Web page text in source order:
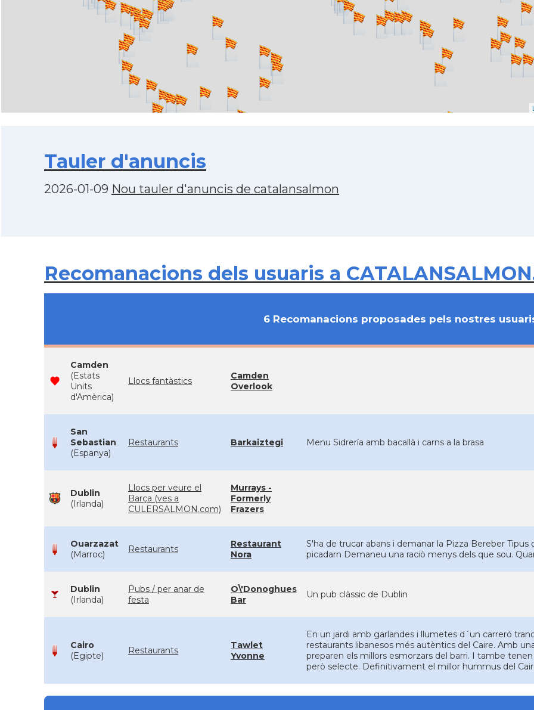
Tauler d'anuncis
2026-01-09 Nou tauler d'anuncis de catalansalmon
Recomanacions dels usuaris a
6 Recomanacions proposades pels nostres
Camden
(Estats
Units
d'Amèrica)
Llocs fantàstics
Camden
Overlook
San
Sebastian
(Espanya)
Restaurants Barkaiztegi Menu Sidrería amb bacallà i carns a la brasa
Dublin
(Irlanda)
Llocs per veure el
Barça (ves a
CULERSALMON.com)
Murrays -
Formerly
Frazers
Ouarzazat
(Marroc)
Restaurants
Restaurant
Nora
S'ha de trucar abans i demanar la Pizza Bereber
picadarn Demaneu una raciò menys dels que sou.
Dublin
(Irlanda)
Pubs / per anar de
festa
O\'Donoghues
Bar
Un pub clàssic de Dublin
Cairo
(Egipte)
Restaurants
Tawlet
Yvonne
En un jardi amb garlandes i llumetes d´un carreró
restaurants libanesos més autèntics del Caire. Amb
preparen els millors esmorzars del barri. I tambe
però selecte. Definitivament el millor hummus del